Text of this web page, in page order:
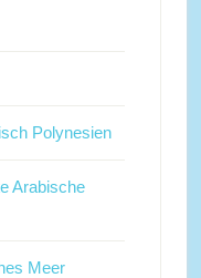
Polynesien
Arabische
Meer